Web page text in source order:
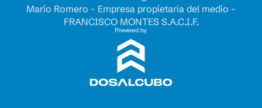
Mario Romero - Empresa propietaria del medio -
FRANCISCO MONTES S.A.C.I.F.